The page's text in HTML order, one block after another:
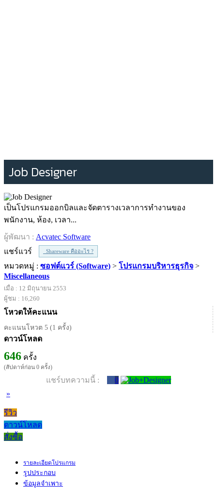
Job Designer
เป็นโปรแกรมออกบิลและจัดตารางเวลาการทำงานของ
พนักงาน, ห้อง, เวลา...
ผู้พัฒนา : Acvatec Software
แชร์แวร์
Shareware คืออะไร ?
หมวดหมู่ : ซอฟต์แวร์ (Software) > โปรแกรมบริหารธุรกิจ >
Miscellaneous
เมื่อ : 12 มิถุนายน 2553
ผู้ชม : 16,260
โหวตให้คะแนน
คะแนนโหวต 5 (1 ครั้ง)
ดาวน์โหลด
646 ครั้ง
(สัปดาห์ก่อน 0 ครั้ง)
แชร์บทความนี้ :
0
»
รีวิว
ดาวน์โหลด
สั่งซื้อ
รายละเอียดโปรแกรม
รูปประกอบ
ข้อมูลจำเพาะ